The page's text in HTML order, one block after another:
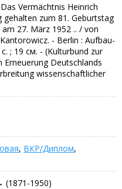
Vermächtnis Heinrich
gehalten zum 81. Geburtstag
27. März 1952 .. / von
- Berlin : Aufbau-
; 19 см. - (Kulturbund zur
Erneuerung Deutschlands
wissenschaftlicher
, ВКР/Диплом,
(1871-1950)